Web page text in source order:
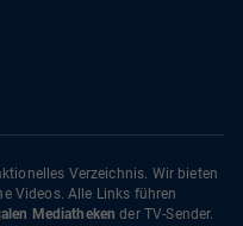
Verzeichnis. Wir bieten
Videos. Alle Links führen
Mediatheken der TV-Sender.